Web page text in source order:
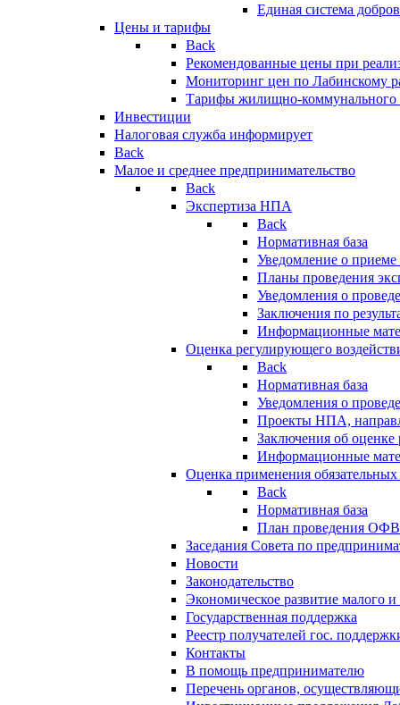
Единая система
Цены и тарифы
Back
Рекомендованные цены при
Мониторинг цен по Лабинскому
Тарифы жилищно-коммунального
Инвестиции
Налоговая служба информирует
Back
Малое и среднее предпринимательство
Back
Экспертиза НПА
Back
Нормативная база
Уведомление о
Планы проведения
Уведомления о
Заключения по
Информационные
Оценка регулирующего
Back
Нормативная база
Уведомления о
Проекты НПА,
Заключения об
Информационные
Оценка применения
Back
Нормативная база
План проведения
Заседания Совета по
Новости
Законодательство
Экономическое развитие малого и
Государственная поддержка
Реестр получателей гос.
Контакты
В помощь предпринимателю
Перечень органов,